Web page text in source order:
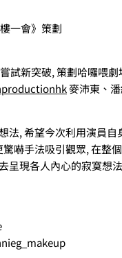
一會》策劃
試新突破, 策劃哈囉喂
麥沛東、
法, 希望今次利用演員
嚇手法吸引觀眾, 在整
呈現各人內心的寂寞想